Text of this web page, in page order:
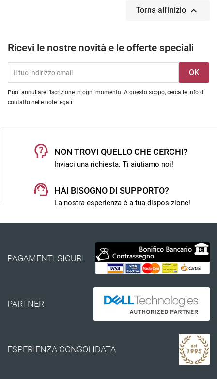
Torna all'inizio 
Ricevi le nostre novità e le offerte speciali
Puoi annullare l'iscrizione in ogni momento. A questo scopo, cerca le info di
contatto nelle note legali.
NON TROVI QUELLO CHE CERCHI?
Inviaci una richiesta. Ti aiutiamo noi!
HAI BISOGNO DI SUPPORTO?
La nostra esperienza è a tua disposizione!
PAGAMENTI SICURI
PARTNER
ESPERIENZA CONSOLIDATA